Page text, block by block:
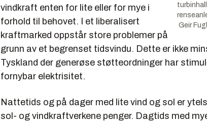
Geir
vindkraft enten for lite eller for mye i
forhold til behovet. I et liberalisert
kraftmarked oppstår store problemer på
grunn av et begrenset tidsvindu. Dette er ikke
Tyskland der generøse støtteordninger har
fornybar elektrisitet.
Nattetids og på dager med lite vind og sol er
sol- og vindkraftverkene penger. Dagtids med